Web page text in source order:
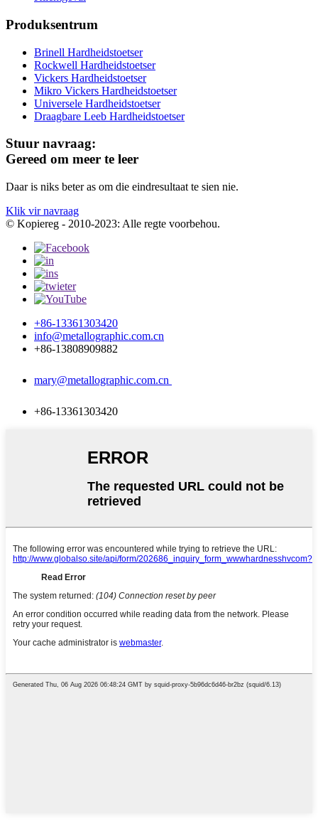
Produksentrum
Brinell Hardheidstoetser
Rockwell Hardheidstoetser
Vickers Hardheidstoetser
Mikro Vickers Hardheidstoetser
Universele Hardheidstoetser
Draagbare Leeb Hardheidstoetser
Stuur navraag:
Gereed om meer te leer
Daar is niks beter as om die eindresultaat te sien nie.
Klik vir navraag
© Kopiereg - 2010-2023: Alle regte voorbehou.
+86-13361303420
info@metallographic.com.cn
+86-13808909882
mary@metallographic.com.cn
+86-13361303420